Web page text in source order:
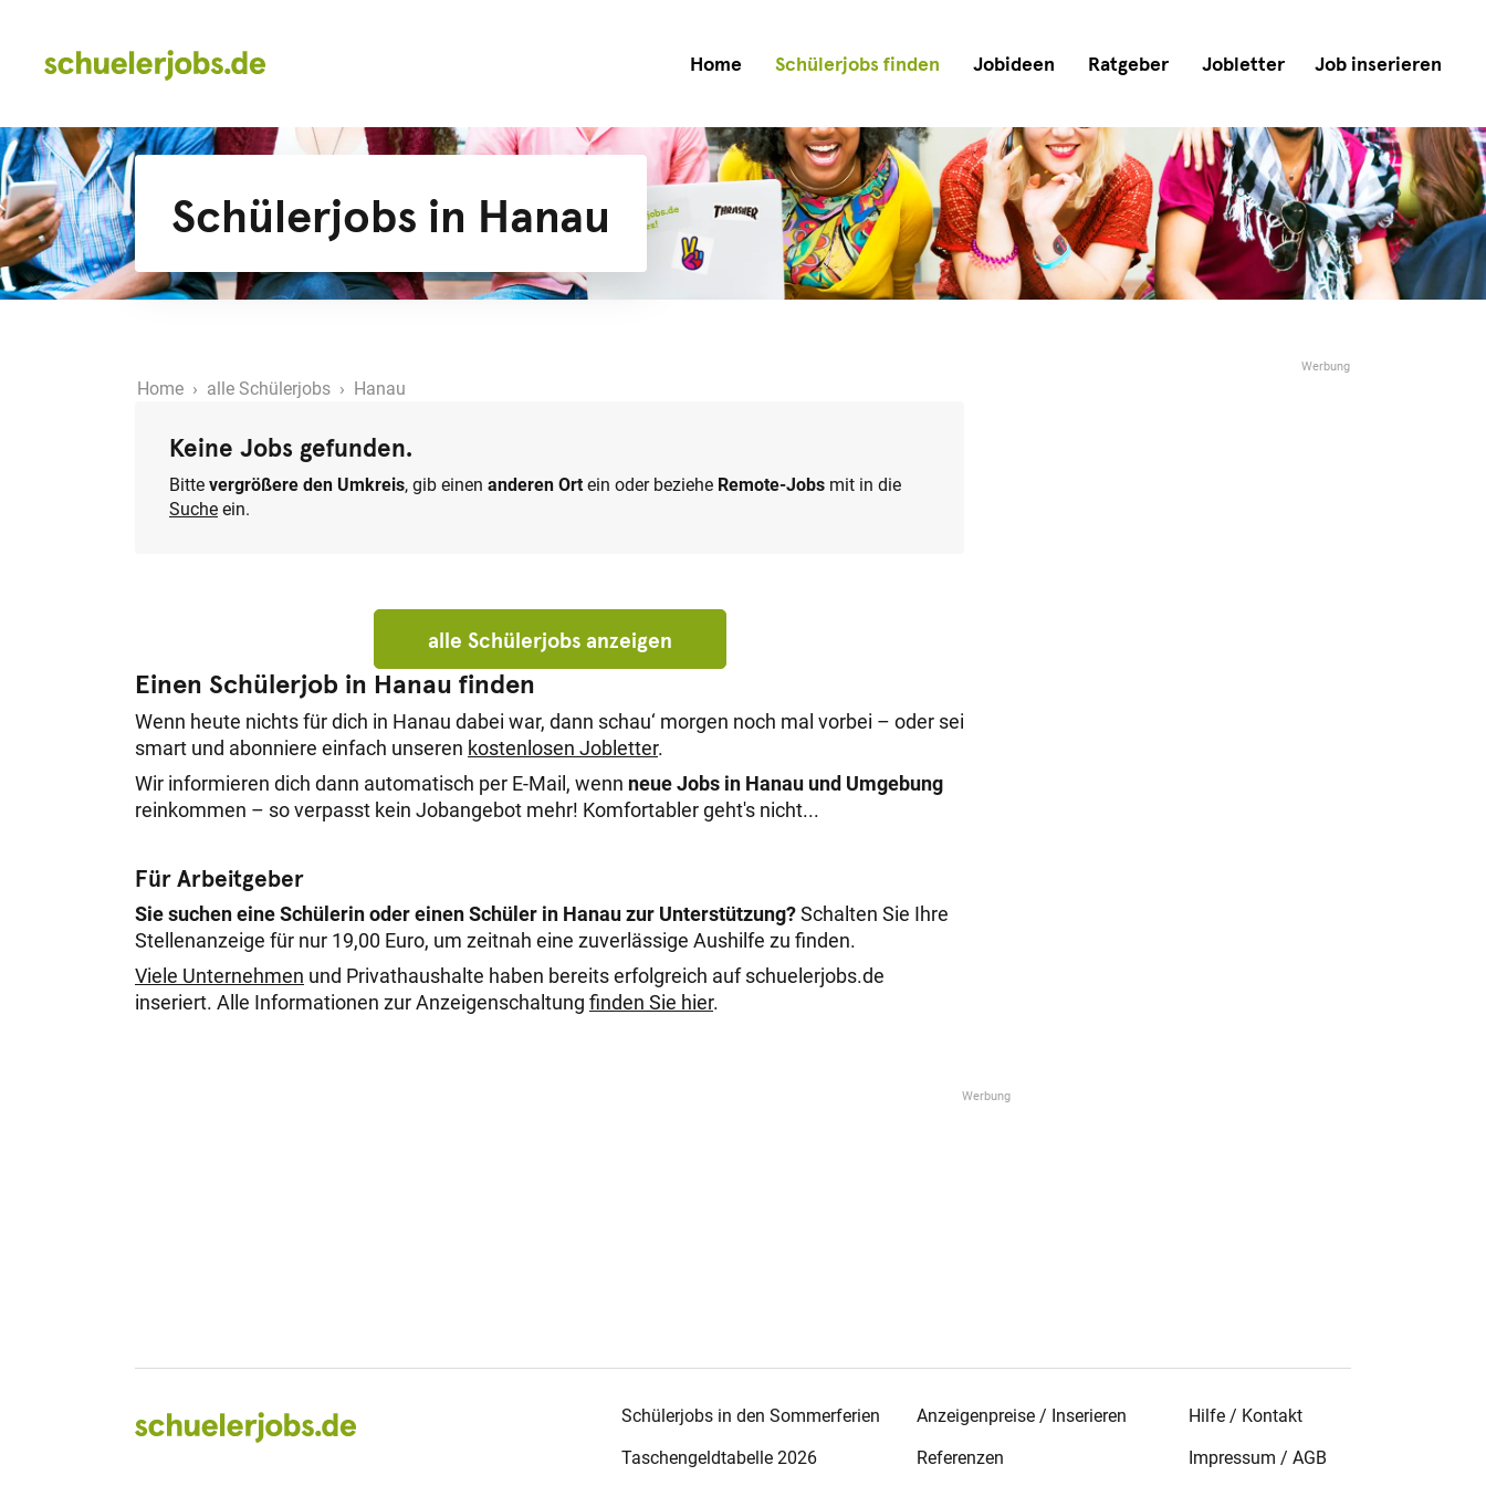
Home Schülerjobs finden Jobideen Ratgeber Jobletter Job inserieren
Schülerjobs in Hanau
Home › alle Schülerjobs › Hanau
Keine Jobs gefunden.
Bitte vergrößere den Umkreis, gib einen anderen Ort ein oder beziehe Remote-Jobs mit in die
Suche ein.
alle Schülerjobs anzeigen
Einen Schülerjob in Hanau finden
Wenn heute nichts für dich in Hanau dabei war, dann schau‘ morgen noch mal vorbei – oder sei
smart und abonniere einfach unseren kostenlosen Jobletter.
Wir informieren dich dann automatisch per E-Mail, wenn neue Jobs in Hanau und Umgebung
reinkommen – so verpasst kein Jobangebot mehr! Komfortabler geht's nicht...
Für Arbeitgeber
Sie suchen eine Schülerin oder einen Schüler in Hanau zur Unterstützung? Schalten Sie Ihre
Stellenanzeige für nur 19,00 Euro, um zeitnah eine zuverlässige Aushilfe zu finden.
Viele Unternehmen und Privathaushalte haben bereits erfolgreich auf schuelerjobs.de
inseriert. Alle Informationen zur Anzeigenschaltung finden Sie hier.
Schülerjobs in den Sommerferien
Taschengeldtabelle 2026
Anzeigenpreise / Inserieren
Referenzen
Hilfe / Kontakt
Impressum / AGB